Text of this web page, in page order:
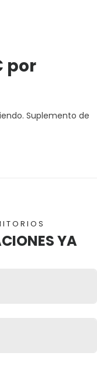
por
Suplemento de
YA